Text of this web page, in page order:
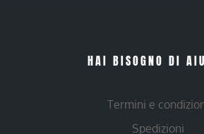
HAI BISOGNO DI
Termini e
Spedizioni